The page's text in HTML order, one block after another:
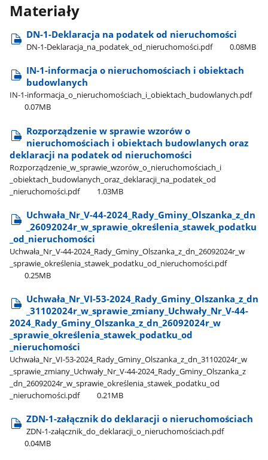
Materiały
DN-1-Deklaracja na podatek od nieruchomości
DN-1-Deklaracja​_na​_podatek​_od​_nieruchomości.pdf 0.08MB
IN-1-informacja o nieruchomościach i obiektach
budowlanych
IN-1-informacja​_o​_nieruchomościach​_i​_obiektach​_budowlanych.pdf
0.07MB
Rozporządzenie w sprawie wzorów o
nieruchomościach i obiektach budowlanych oraz
deklaracji na podatek od nieruchomości
Rozporządzenie​_w​_sprawie​_wzorów​_o​_nieruchomościach​_i​
_obiektach​_budowlanych​_oraz​_deklaracji​_na​_podatek​_od​
_nieruchomości.pdf
1.03MB
Uchwała​_Nr​_V-44-2024​_Rady​_Gminy​_Olszanka​_z​_dn​
_26092024r​_w​_sprawie​_określenia​_stawek​_podatku​
_od​_nieruchomości
Uchwała​_Nr​_V-44-2024​_Rady​_Gminy​_Olszanka​_z​_dn​_26092024r​_w​
_sprawie​_określenia​_stawek​_podatku​_od​_nieruchomości.pdf
0.25MB
Uchwała​_Nr​_VI-53-2024​_Rady​_Gminy​_Olszanka​_z​_dn​
_31102024r​_w​_sprawie​_zmiany​_Uchwały​_Nr​_V-44-
2024​_Rady​_Gminy​_Olszanka​_z​_dn​_26092024r​_w​
_sprawie​_określenia​_stawek​_podatku​_od​
_nieruchomości
Uchwała​_Nr​_VI-53-2024​_Rady​_Gminy​_Olszanka​_z​_dn​_31102024r​_w​
_sprawie​_zmiany​_Uchwały​_Nr​_V-44-2024​_Rady​_Gminy​_Olszanka​_z​
_dn​_26092024r​_w​_sprawie​_określenia​_stawek​_podatku​_od​
_nieruchomości.pdf
0.21MB
ZDN-1-załącznik do deklaracji o nieruchomościach
ZDN-1-załącznik​_do​_deklaracji​_o​_nieruchomościach.pdf
0.04MB